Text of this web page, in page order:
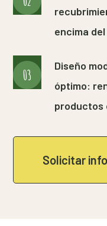
encima
03
Diseño
óptimo:
productos
Solicitar